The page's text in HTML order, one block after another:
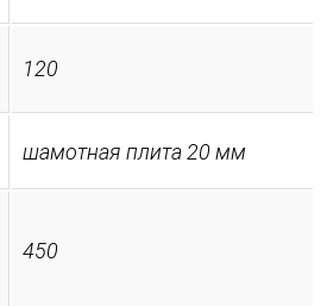
120
шамотная плита 20 мм
450